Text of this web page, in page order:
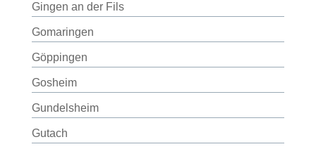
Gingen an der Fils
Gomaringen
Göppingen
Gosheim
Gundelsheim
Gutach